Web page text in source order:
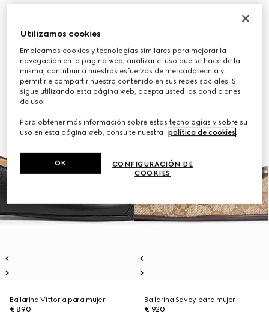
Bailarina Vittoria para mujer
€ 890
Bailarina Savoy para mujer
€ 920
Utilizamos cookies
Empleamos cookies y tecnologías similares para mejorar la
navegación en la página web, analizar el uso que se hace de la
misma, contribuir a nuestros esfuerzos de mercadotecnia y
permitirle compartir nuestro contenido en sus redes sociales. Si
sigue utilizando esta página web, acepta usted las condiciones
de uso.
Para obtener más información sobre estas tecnologías y sobre su
uso en esta página web, consulte nuestra
política de cookies.
CONFIGURACIÓN DE
COOKIES
OK